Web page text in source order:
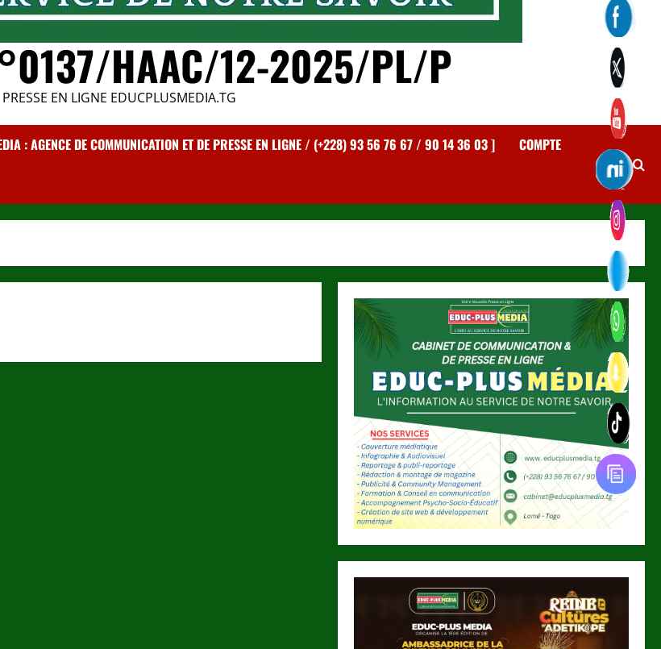
HAAC/12-2025/PL/P
PRESSE EN LIGNE EDUCPLUSMEDIA.TG
: AGENCE DE COMMUNICATION ET DE PRESSE EN LIGNE / (+228) 93 56 76 67 / 90 14 36 03 ] COMPTE